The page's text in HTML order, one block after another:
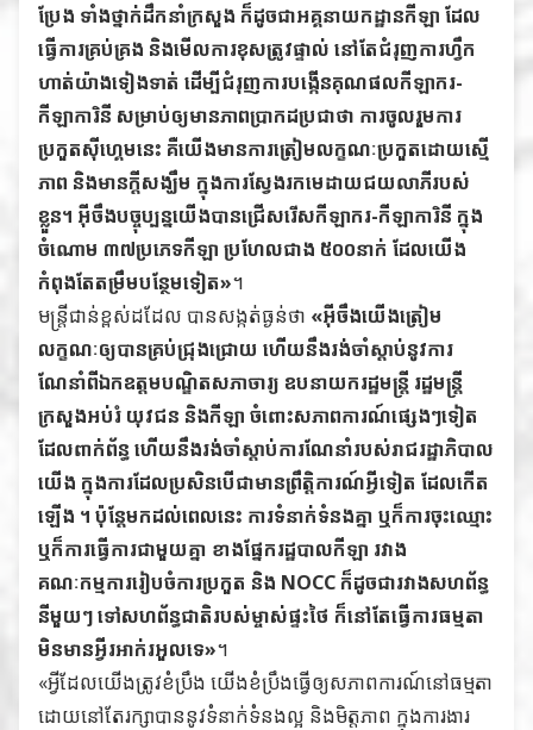
ប្រែង ទាំងថ្នាក់ដឹកនាំក្រសួង ក៏ដូចជាអគ្គនាយកដ្ឋានកីឡា ដែល
ធ្វើការគ្រប់គ្រង និងមើលការខុសត្រូវផ្ទាល់ នៅតែជំរុញការហ្វឹក
ហាត់យ៉ាងទៀងទាត់ ដើម្បីជំរុញការបង្កើនគុណផលកីឡាករ-
កីឡាការិនី សម្រាប់ឲ្យមានភាពប្រាកដប្រជាថា ការចូលរួមការ
ប្រកួតស៊ីហ្គេមនេះ គឺយើងមានការត្រៀមលក្ខណៈប្រកួតដោយស្មើ
ភាព និងមានក្ដីសង្ឃឹម ក្នុងការស្វែងរកមេដាយជយលាភីរបស់
ខ្លួន។ អ៊ីចឹងបច្ចុប្បន្នយើងបានជ្រើសរើសកីឡាករ-កីឡាការិនី ក្នុង
ចំណោម ៣៧ប្រភេទកីឡា ប្រហែលជាង ៥០០នាក់ ដែលយើង
កំពុងតែតម្រឹមបន្ថែមទៀត»។
មន្ដ្រីជាន់ខ្ពស់ដដែល បានសង្កត់ធ្ងន់ថា «អ៊ីចឹងយើងត្រៀម
លក្ខណៈឲ្យបានគ្រប់ជ្រុងជ្រោយ ហើយនឹងរង់ចាំស្ដាប់នូវការ
ណែនាំពីឯកឧត្តមបណ្ឌិតសភាចារ្យ ឧបនាយករដ្ឋមន្ដ្រី រដ្ឋមន្ដ្រី
ក្រសួងអប់រំ យុវជន និងកីឡា ចំពោះសភាពការណ៍ផ្សេងៗទៀត
ដែលពាក់ព័ន្ធ ហើយនឹងរង់ចាំស្ដាប់ការណែនាំរបស់រាជរដ្ឋាភិបាល
យើង ក្នុងការដែលប្រសិនបើជាមានព្រឹត្តិការណ៍អ្វីទៀត ដែលកើត
ឡើង ។ ប៉ុន្ដែមកដល់ពេលនេះ ការទំនាក់ទំនងគ្នា ឬក៏ការចុះឈ្មោះ
ឬក៏ការធ្វើការជាមួយគ្នា ខាងផ្នែករដ្ឋបាលកីឡា រវាង
គណៈកម្មការរៀបចំការប្រកួត និង NOCC ក៏ដូចជារវាងសហព័ន្ធ
នីមួយៗ ទៅសហព័ន្ធជាតិរបស់ម្ចាស់ផ្ទះថៃ ក៏នៅតែធ្វើការធម្មតា
មិនមានអ្វីរអាក់រអួលទេ»។
«អ្វីដែលយើងត្រូវខំប្រឹង យើងខំប្រឹងធ្វើឲ្យសភាពការណ៍នៅធម្មតា
ដោយនៅតែរក្សាបាននូវទំនាក់ទំនងល្អ និងមិត្តភាព ក្នុងការងារ